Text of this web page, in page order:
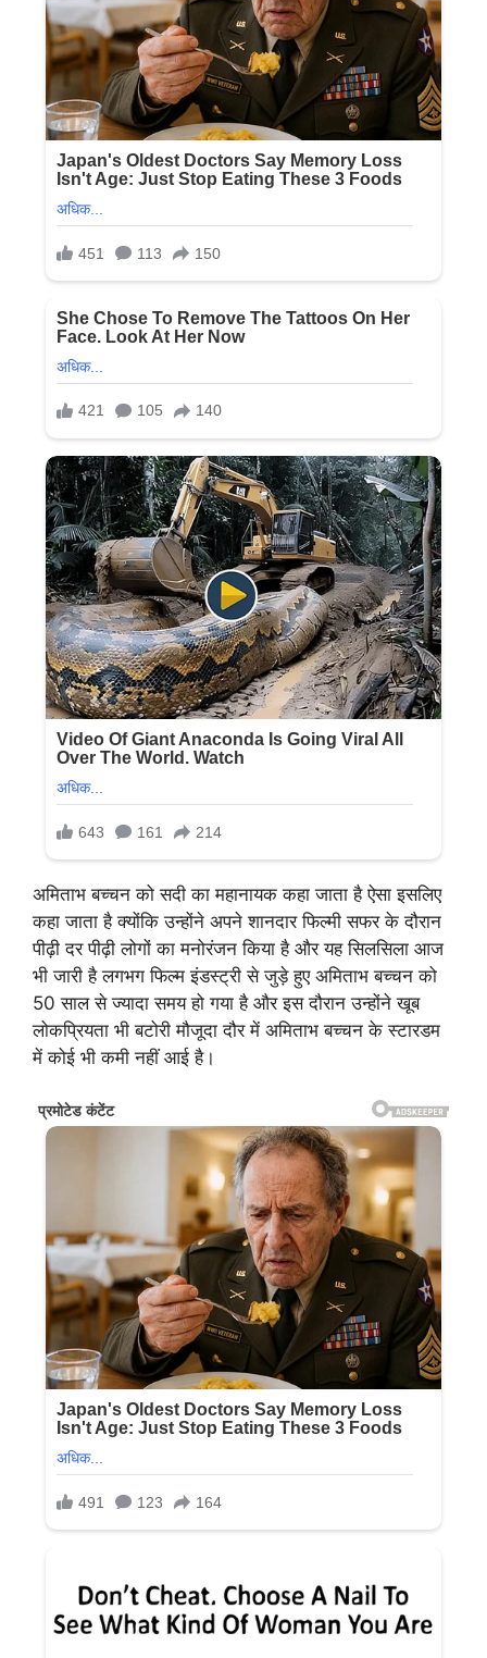
अमिताभ बच्चन को सदी का महानायक कहा जाता है ऐसा इसलिए
कहा जाता है क्योंकि उन्होंने अपने शानदार फिल्मी सफर के दौरान
पीढ़ी दर पीढ़ी लोगों का मनोरंजन किया है और यह सिलसिला आज
भी जारी है लगभग फिल्म इंडस्ट्री से जुड़े हुए अमिताभ बच्चन को
50 साल से ज्यादा समय हो गया है और इस दौरान उन्होंने खूब
लोकप्रियता भी बटोरी मौजूदा दौर में अमिताभ बच्चन के स्टारडम
में कोई भी कमी नहीं आई है।